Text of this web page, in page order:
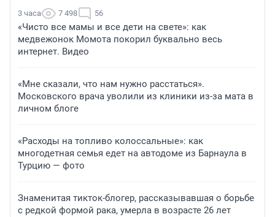
3 часа 7 498 56
«Чисто все мамы и все дети на свете»: как
медвежонок Момота покорил буквально весь
интернет. Видео
«Мне сказали, что нам нужно расстаться».
Московского врача уволили из клиники из-за мата в
личном блоге
«Расходы на топливо колоссальные»: как
многодетная семья едет на автодоме из Барнаула в
Турцию — фото
Знаменитая тикток-блогер, рассказывавшая о борьбе
с редкой формой рака, умерла в возрасте 26 лет